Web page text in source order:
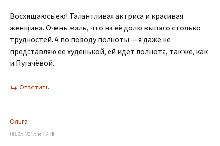
Восхищаюсь ею! Талантливая актриса и красивая
женщина. Очень жаль, что на её долю выпало столько
трудностей. А по поводу полноты — я даже не
представляю её худенькой, ей идёт полнота, так же, как
и Пугачёвой.
Ответить
Ольга
08.05.2015 в 12:40